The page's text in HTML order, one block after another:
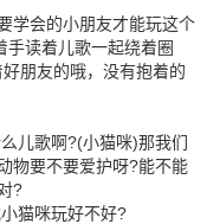
会的小朋友才能玩这个
读着儿歌一起绕着圈
朋友的哦，没有抱着的
儿歌啊?(小猫咪)那我们
物要不要爱护呀?能不能
?
猫咪玩好不好?